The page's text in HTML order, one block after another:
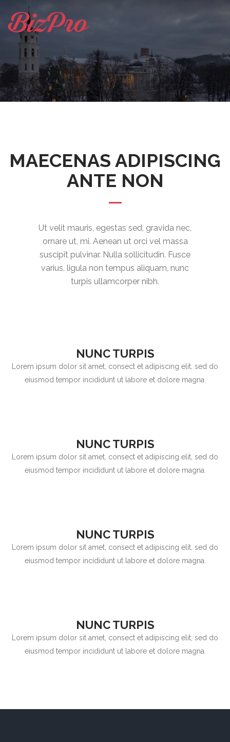
MAECENAS ADIPISCING
ANTE NON
Ut velit mauris, egestas sed, gravida nec,
ornare ut, mi. Aenean ut orci vel massa
suscipit pulvinar. Nulla sollicitudin. Fusce
varius, ligula non tempus aliquam, nunc
turpis ullamcorper nibh.
NUNC TURPIS
Lorem ipsum dolor sit amet, consect et adipiscing elit, sed do
eiusmod tempor incididunt ut labore et dolore magna.
NUNC TURPIS
Lorem ipsum dolor sit amet, consect et adipiscing elit, sed do
eiusmod tempor incididunt ut labore et dolore magna.
NUNC TURPIS
Lorem ipsum dolor sit amet, consect et adipiscing elit, sed do
eiusmod tempor incididunt ut labore et dolore magna.
NUNC TURPIS
Lorem ipsum dolor sit amet, consect et adipiscing elit, sed do
eiusmod tempor incididunt ut labore et dolore magna.